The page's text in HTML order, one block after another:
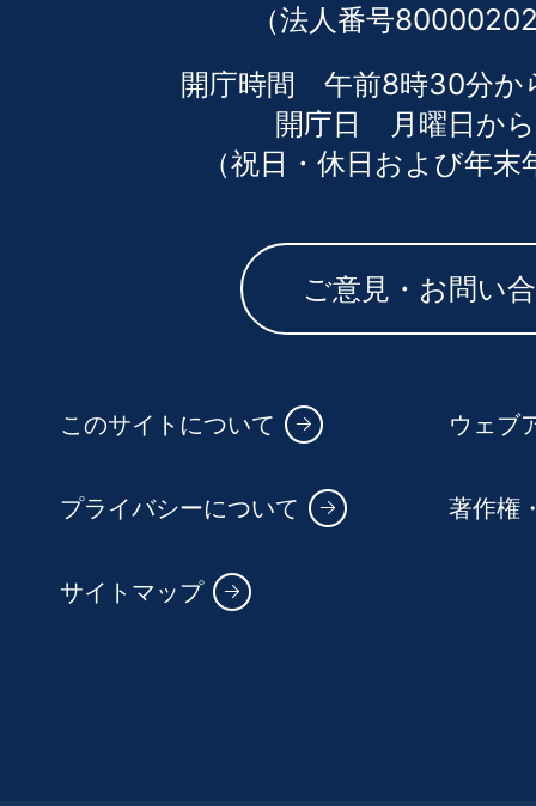
（法人番号
開庁時間 午前8時30分か
開庁日 月曜日か
（祝日・休日および年
ご意見・お問い
このサイトについて ウェブ
プライバシーについて 著作権
サイトマップ